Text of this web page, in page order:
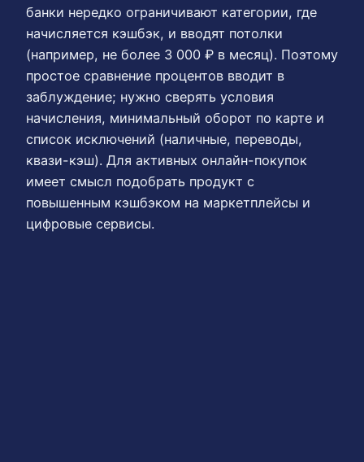
банки нередко ограничивают категории, где
начисляется кэшбэк, и вводят потолки
(например, не более 3 000 ₽ в месяц). Поэтому
простое сравнение процентов вводит в
заблуждение; нужно сверять условия
начисления, минимальный оборот по карте и
список исключений (наличные, переводы,
квази-кэш). Для активных онлайн-покупок
имеет смысл подобрать продукт с
повышенным кэшбэком на маркетплейсы и
цифровые сервисы.